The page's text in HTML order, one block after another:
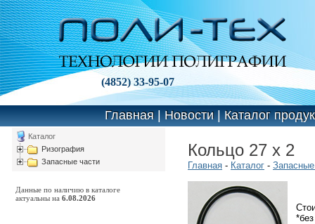
(4852) 33-95-07
Главная|Новости|Каталог
Каталог
Ризография
Запасные части
Данные по наличию в каталоге
актуальны на 6.08.2026
Кольцо 27 х 2
Главная - Каталог -